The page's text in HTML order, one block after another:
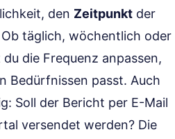
den Zeitpunkt der
täglich, wöchentlich oder
die Frequenz anpassen,
Bedürfnissen passt. Auch
Soll der Bericht per E-Mail
versendet werden? Die